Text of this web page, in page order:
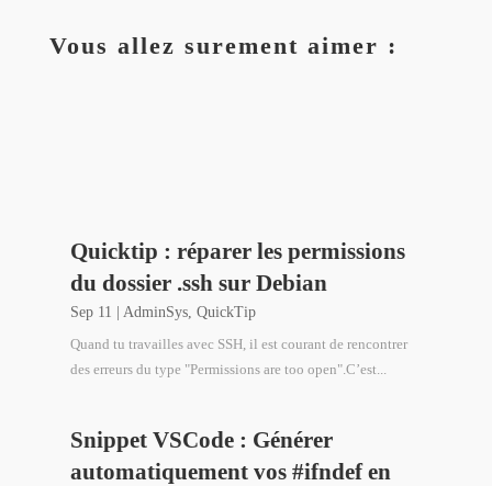
Vous allez surement aimer :
Quicktip : réparer les permissions
du dossier .ssh sur Debian
Sep 11 AdminSys, QuickTip
Quand tu travailles avec SSH, il est courant de rencontrer
des erreurs du type "Permissions are too open".C’est...
Snippet VSCode : Générer
automatiquement vos #ifndef en